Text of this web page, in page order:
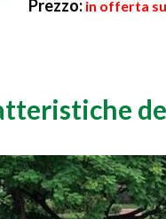
Prezzo: in offerta